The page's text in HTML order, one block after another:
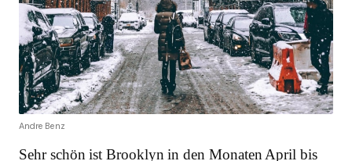
Andre Benz
Sehr schön ist Brooklyn in den Monaten April bis